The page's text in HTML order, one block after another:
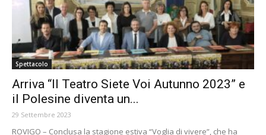
Spettacolo
Arriva “Il Teatro Siete Voi Autunno 2023” e
il Polesine diventa un...
29 Settembre 2023
ROVIGO – Conclusa la stagione estiva “Voglia di vivere”, che ha